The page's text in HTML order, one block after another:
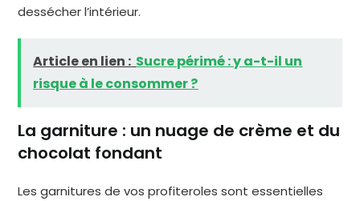
dessécher l’intérieur.
Article en lien : Sucre périmé : y a-t-il un
risque à le consommer ?
La garniture : un nuage de crème et du
chocolat fondant
Les garnitures de vos profiteroles sont essentielles